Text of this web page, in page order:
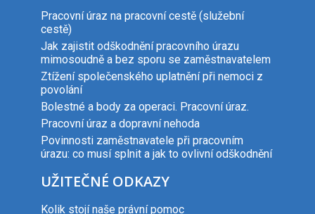
Pracovní úraz na pracovní cestě (služební
cestě)
Jak zajistit odškodnění pracovního úrazu
mimosoudně a bez sporu se zaměstnavatelem
Ztížení společenského uplatnění při nemoci z
povolání
Bolestné a body za operaci. Pracovní úraz.
Pracovní úraz a dopravní nehoda
Povinnosti zaměstnavatele při pracovním
úrazu: co musí splnit a jak to ovlivní odškodnění
UŽITEČNÉ ODKAZY
Kolik stojí naše právní pomoc